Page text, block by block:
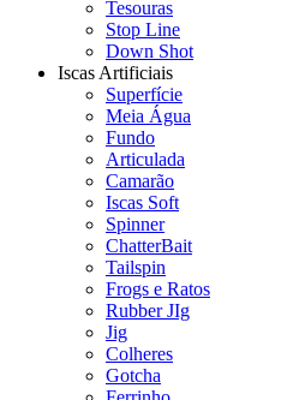
Tesouras
Stop Line
Down Shot
Iscas Artificiais
Superfície
Meia Água
Fundo
Articulada
Camarão
Iscas Soft
Spinner
ChatterBait
Tailspin
Frogs e Ratos
Rubber JIg
Jig
Colheres
Gotcha